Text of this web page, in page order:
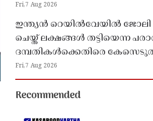
Fri,7 Aug 2026
ഇന്ത്യൻ റെയിൽവേയിൽ ജോലി
ചെയ്ത് ലക്ഷങ്ങൾ തട്ടിയെന്ന
ദമ്പതികൾക്കെതിരെ
Fri,7 Aug 2026
Recommended